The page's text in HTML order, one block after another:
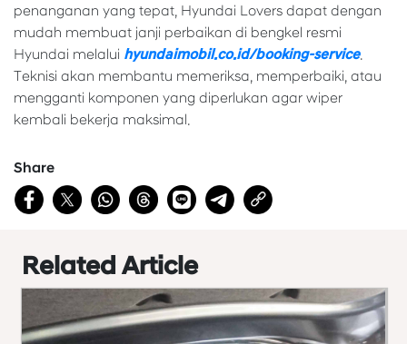
penanganan yang tepat, Hyundai Lovers dapat dengan
mudah membuat janji perbaikan di bengkel resmi
Hyundai melalui hyundaimobil.co.id/booking-service.
Teknisi akan membantu memeriksa, memperbaiki, atau
mengganti komponen yang diperlukan agar wiper
kembali bekerja maksimal.
Share
Related Article